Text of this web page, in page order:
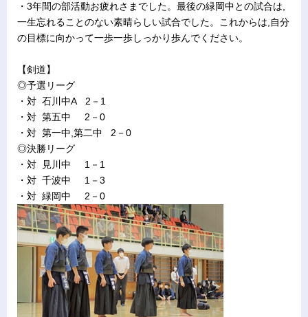
・3年間の部活動お疲れさまでした。最後の緑岡中との試合は,
一生忘れることのない素晴らしい試合でした。これからは,自分
の目標に向かって一歩一歩しっかり歩んでください。
【剣道】
◎予選リーグ
・対 石川中A 2－1
・対 第五中 2－0
・対 第一中,第二中 2－0
◎決勝リーグ
・対 見川中 1－1
・対 千波中 1－3
・対 緑岡中 2－0